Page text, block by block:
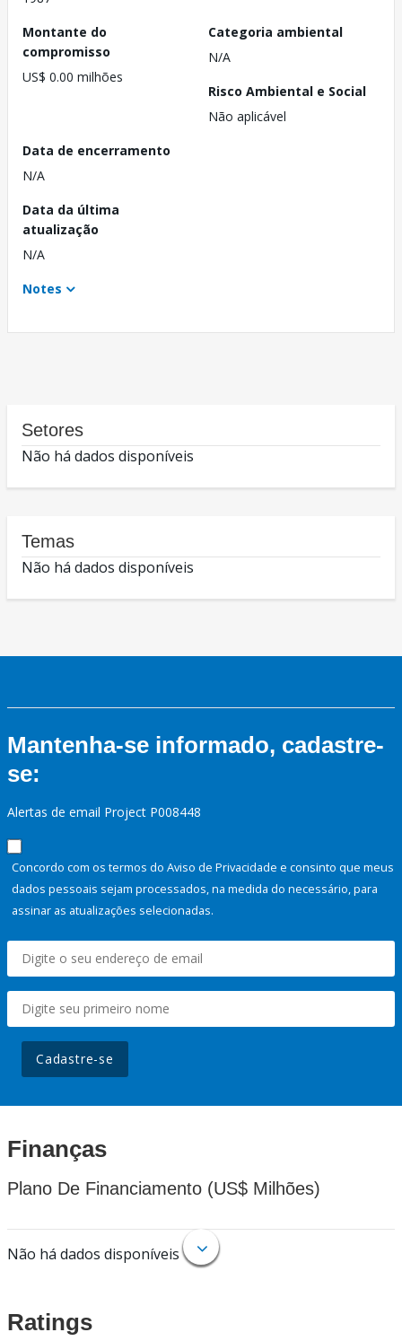
Montante do
compromisso
US$ 0.00 milhões
Categoria ambiental
N/A
Risco Ambiental e Social
Não aplicável
Data de encerramento
N/A
Data da última
atualização
N/A
Notes
Setores
Não há dados disponíveis
Temas
Não há dados disponíveis
Mantenha-se informado, cadastre-
se:
Alertas de email Project P008448
Concordo com os termos do Aviso de Privacidade e consinto que meus
dados pessoais sejam processados, na medida do necessário, para
assinar as atualizações selecionadas.
Cadastre-se
Finanças
Plano De Financiamento (US$ Milhões)
Não há dados disponíveis
Ratings